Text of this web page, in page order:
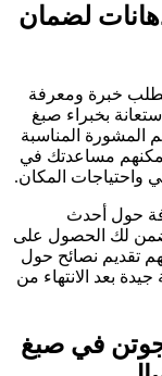
لضمان
خبرة ومعرفة
بخبراء صبغ
المشورة المناسبة
يمكنهم مساعدتك في
واحتياجات المكان.
حول أحدث
يضمن لك الحصول على
تقديم نصائح حول
بعد الانتهاء من
جوتن في صبغ